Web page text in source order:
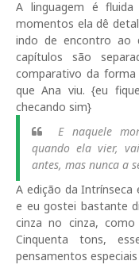
A linguagem é
momentos ela dê
indo de encontro ao
capítulos são
comparativo da
que Ana viu. {eu
checando sim}
E naquele
quando ela vier,
antes, mas nunca a
A edição da Intrínseca
e eu gostei bastante
cinza no cinza,
Cinquenta tons,
pensamentos